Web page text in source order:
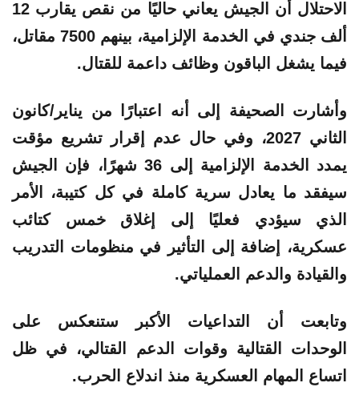
الاحتلال أن الجيش يعاني حاليًا من نقص يقارب 12
ألف جندي في الخدمة الإلزامية، بينهم 7500 مقاتل
،
فيما يشغل الباقون وظائف داعمة للقتال.
وأشارت الصحيفة إلى أنه اعتبارًا من يناير/كانون
الثاني 2027، وفي حال عدم إقرار تشريع مؤقت
يمدد الخدمة الإلزامية إلى 36 شهرًا
، فإن الجيش
سيفقد ما يعادل سرية كاملة في كل كتيبة، الأمر
الذي سيؤدي فعليًا إلى إغلاقخمس كتائب
عسكرية، إضافة إلى التأثير في منظومات التدريب
والقيادة والدعم العملياتي.
وتابعت أن التداعيات الأكبر ستنعكس على
الوحدات القتالية وقوات الدعم القتالي، في ظل
اتساع المهام العسكرية منذ اندلاع الحرب.